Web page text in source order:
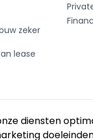
diensten
zeker
lease